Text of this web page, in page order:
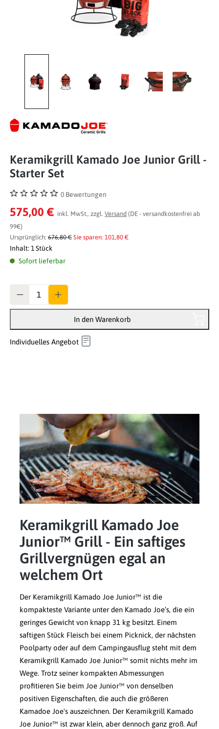
Keramikgrill Kamado Joe Junior Grill -
Starter Set
Durchschnittliche Bewertung von 0 von 5 Sternen
0 Bewertungen
575,00 € inkl. MwSt., zzgl. Versand (DE - versandkostenfrei ab
99€)
Ursprünglich: 676,80 € Sie sparen: 101,80 €
Inhalt: 1 Stück
Sofort lieferbar
In den Warenkorb
Individuelles Angebot
Keramikgrill Kamado Joe
Junior™ Grill - Ein saftiges
Grillvergnügen egal an
welchem Ort
Der Keramikgrill Kamado Joe Junior™ ist die
kompakteste Variante unter den Kamado Joe’s, die ein
geringes Gewicht von knapp 31 kg besitzt. Einem
saftigen Stück Fleisch bei einem Picknick, der nächsten
Poolparty oder auf dem Campingausflug steht mit dem
Keramikgrill Kamado Joe Junior™ somit nichts mehr im
Wege. Trotz seiner kompakten Abmessungen
profitieren Sie beim Joe Junior™ von denselben
positiven Eigenschaften, die auch die größeren
Kamadoe Joe's auszeichnen. Der Keramikgrill Kamado
Joe Junior™ ist zwar klein, aber dennoch ganz groß. Auf